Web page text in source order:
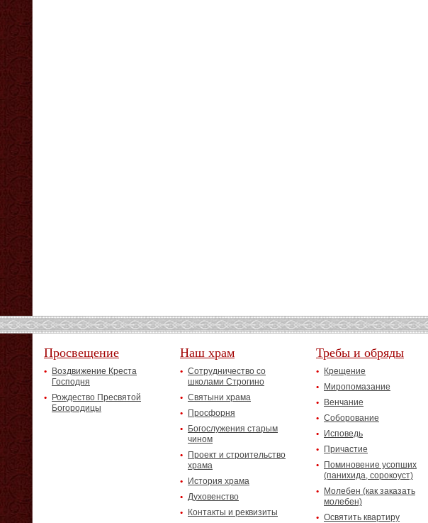
Просвещение
Воздвижение Креста
Господня
Рождество Пресвятой
Богородицы
Наш храм
Сотрудничество со
школами Строгино
Святыни храма
Просфорня
Богослужения старым
чином
Проект и строительство
храма
История храма
Духовенство
Контакты и реквизиты
Требы и обряды
Крещение
Миропомазание
Венчание
Соборование
Исповедь
Причастие
Поминовение усопших
(панихида, сорокоуст)
Молебен (как заказать
молебен)
Освятить квартиру